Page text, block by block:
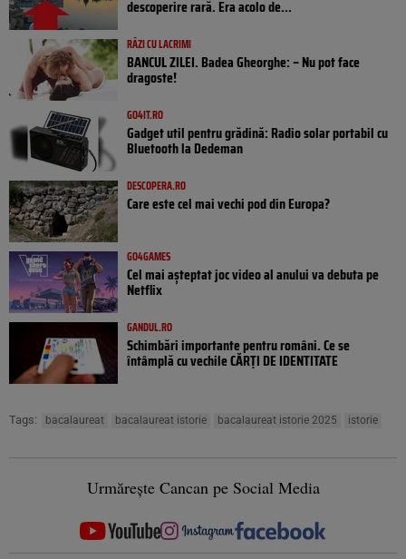
descoperire rară. Era acolo de...
RÂZI CU LACRIMI
BANCUL ZILEI. Badea Gheorghe: – Nu pot face
dragoste!
GO4IT.RO
Gadget util pentru grădină: Radio solar portabil cu
Bluetooth la Dedeman
DESCOPERA.RO
Care este cel mai vechi pod din Europa?
GO4GAMES
Cel mai așteptat joc video al anului va debuta pe
Netflix
GANDUL.RO
Schimbări importante pentru români. Ce se
întâmplă cu vechile CĂRȚI DE IDENTITATE
Tags: bacalaureat bacalaureat istorie bacalaureat istorie 2025 istorie
Urmărește Cancan pe Social Media